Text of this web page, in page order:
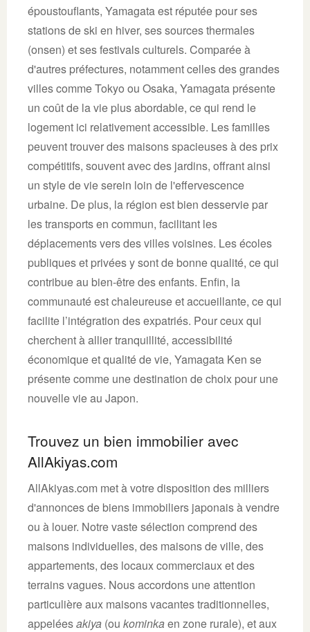
époustouflants, Yamagata est réputée pour ses
stations de ski en hiver, ses sources thermales
(onsen) et ses festivals culturels. Comparée à
d'autres préfectures, notamment celles des grandes
villes comme Tokyo ou Osaka, Yamagata présente
un coût de la vie plus abordable, ce qui rend le
logement ici relativement accessible. Les familles
peuvent trouver des maisons spacieuses à des prix
compétitifs, souvent avec des jardins, offrant ainsi
un style de vie serein loin de l'effervescence
urbaine. De plus, la région est bien desservie par
les transports en commun, facilitant les
déplacements vers des villes voisines. Les écoles
publiques et privées y sont de bonne qualité, ce qui
contribue au bien-être des enfants. Enfin, la
communauté est chaleureuse et accueillante, ce qui
facilite l’intégration des expatriés. Pour ceux qui
cherchent à allier tranquillité, accessibilité
économique et qualité de vie, Yamagata Ken se
présente comme une destination de choix pour une
nouvelle vie au Japon.
Trouvez un bien immobilier avec
AllAkiyas.com
AllAkiyas.com met à votre disposition des milliers
d'annonces de biens immobiliers japonais à vendre
ou à louer. Notre vaste sélection comprend des
maisons individuelles, des maisons de ville, des
appartements, des locaux commerciaux et des
terrains vagues. Nous accordons une attention
particulière aux maisons vacantes traditionnelles,
appeléesakiya (ou kominkaen zone rurale), et aux